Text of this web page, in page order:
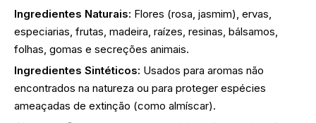
Ingredientes Naturais: Flores (rosa, jasmim), ervas,
especiarias, frutas, madeira, raízes, resinas, bálsamos,
folhas, gomas e secreções animais.
Ingredientes Sintéticos: Usados ​​para aromas não
encontrados na natureza ou para proteger espécies
ameaçadas de extinção (como almíscar).